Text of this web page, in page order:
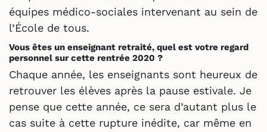
équipes médico-sociales intervenant au sein de
l’École de tous.
Vous êtes un enseignant retraité, quel est votre regard
personnel sur cette rentrée 2020 ?
Chaque année, les enseignants sont heureux de
retrouver les élèves après la pause estivale. Je
pense que cette année, ce sera d’autant plus le
cas suite à cette rupture inédite, car même en